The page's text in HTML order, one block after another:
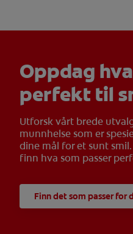
Oppdag
perfekt til
Utforsk vårt brede
munnhelse som er
dine mål for et sunt
finn hva som passer
Finn det som passer for